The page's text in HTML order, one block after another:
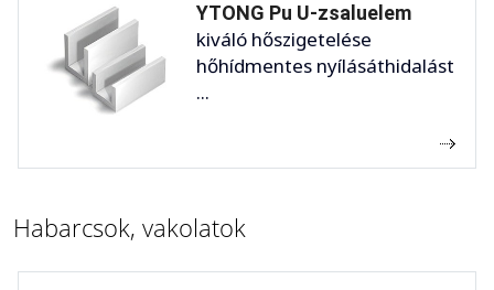
YTONG Pu U-zsaluelem
kiváló hőszigetelése
hőhídmentes nyílásáthidalást
...
Habarcsok, vakolatok